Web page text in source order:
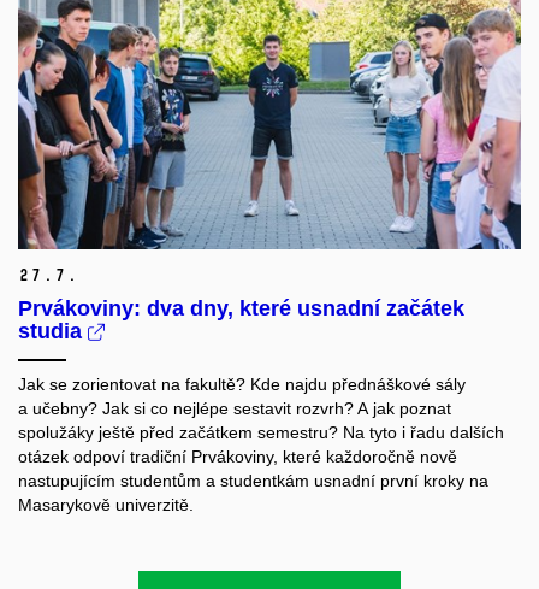
27. 7.
Prvákoviny: dva dny, které usnadní začátek
studia
Jak se zorientovat na fakultě? Kde najdu přednáškové sály
a učebny? Jak si co nejlépe sestavit rozvrh? A jak poznat
spolužáky ještě před začátkem semestru? Na tyto i řadu dalších
otázek odpoví tradiční Prvákoviny, které každoročně nově
nastupujícím studentům a studentkám usnadní první kroky na
Masarykově univerzitě.